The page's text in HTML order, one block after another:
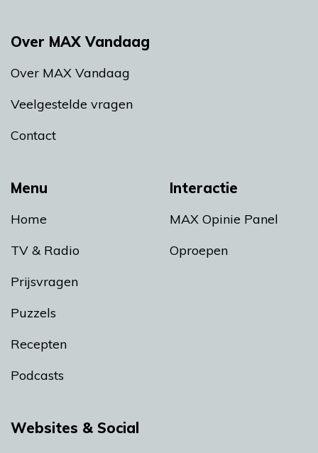
Menu
Home
TV & Radio
Prijsvragen
Puzzels
Recepten
Podcasts
Interactie
MAX Opinie Panel
Oproepen
Over MAX Vandaag
Over MAX Vandaag
Veelgestelde vragen
Contact
Websites & Social